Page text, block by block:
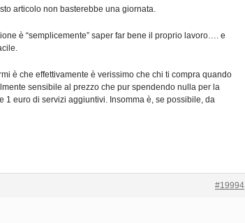
articolo non basterebbe una giornata.
è “semplicemente” saper far bene il proprio lavoro…. e
è che effettivamente è verissimo che chi ti compra quando
sensibile al prezzo che pur spendendo nulla per la
1 euro di servizi aggiuntivi. Insomma è, se possibile, da
#19994